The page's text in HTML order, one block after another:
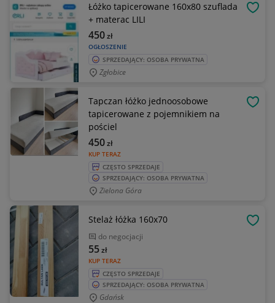
Łóżko tapicerowane 160x80 szuflada
+ materac LILI
OGŁOSZENIE
450zł
SPRZEDAJĄCY: OSOBA PRYWATNA
Zgłobice
Tapczan łóżko jednoosobowe
tapicerowane z pojemnikiem na
pościel
KUP TERAZ
450zł
CZĘSTO SPRZEDAJE
SPRZEDAJĄCY: OSOBA PRYWATNA
Zielona Góra
Stelaż łóżka 160x70
do negocjacji
KUP TERAZ
55zł
CZĘSTO SPRZEDAJE
SPRZEDAJĄCY: OSOBA PRYWATNA
Gdańsk